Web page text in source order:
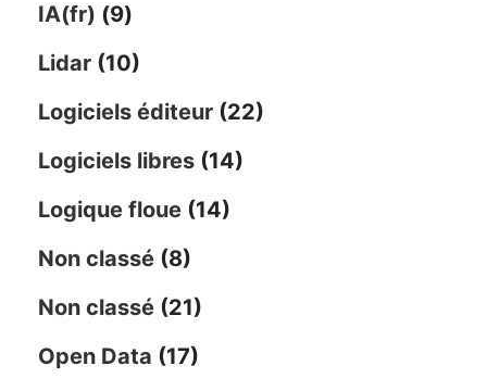
IA(fr) (9)
Lidar (10)
Logiciels éditeur (22)
Logiciels libres (14)
Logique floue (14)
Non classé (8)
Non classé (21)
Open Data (17)